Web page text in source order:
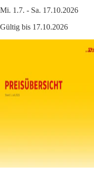
Mi. 1.7. - Sa. 17.10.2026
Gültig bis 17.10.2026